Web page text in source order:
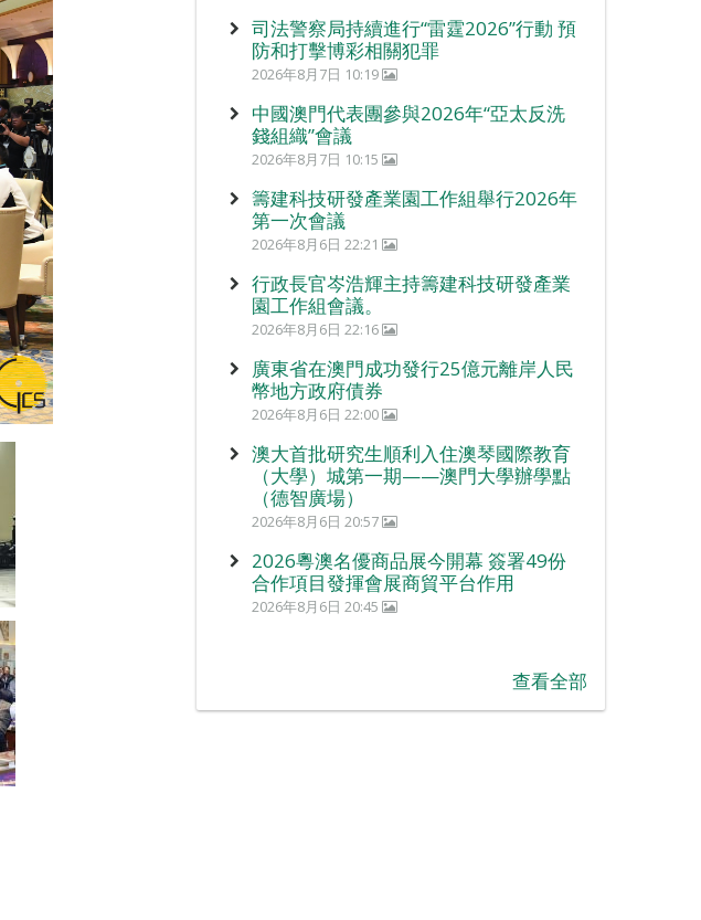
司法警察局持續進行“雷霆2026”行動 預
防和打擊博彩相關犯罪
2026年8月7日 10:19
中國澳門代表團參與2026年“亞太反洗
錢組織”會議
2026年8月7日 10:15
籌建科技研發產業園工作組舉行2026年
第一次會議
2026年8月6日 22:21
行政長官岑浩輝主持籌建科技研發產業
園工作組會議。
2026年8月6日 22:16
廣東省在澳門成功發行25億元離岸人民
幣地方政府債券
2026年8月6日 22:00
澳大首批研究生順利入住澳琴國際教育
（大學）城第一期——澳門大學辦學點
（德智廣場）
2026年8月6日 20:57
2026粵澳名優商品展今開幕 簽署49份
合作項目發揮會展商貿平台作用
2026年8月6日 20:45
查看全部